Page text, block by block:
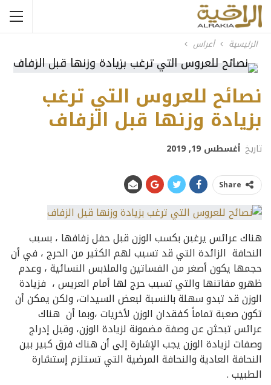
الرئيسية أعراس
نصائح للعروس التي ترغب
بزيادة وزنها قبل الزفاف
تاريخ أغسطس 19, 2019
Share
هناك عرائس يرغبن بكسب الوزن قبل حفل زفافها ، بسبب
النحافة الزائدة التي قد تسبب لهم الكثير من الحرج ، في أن
حجمها يكون أصغر من الفساتين والملابس النسائية ، وعدم
ظهرو مفاتنها والتي تسبب حرج لها أمام العريس ، فزيادة
الوزن قد تبدو سهلة بالنسبة لبعض السيدات، ولكن يمكن أن
تكون صعبة تماماً كفقدان الوزن لأخريات ،وبما أن هناك
عرائس تبحثن عن وصفة مضمونة لزيادة الوزن، وقبل إدراج
وصفات لزيادة الوزن يجب الإشارة إلى أن هناك فرق كبير بين
النحافة العادية والنحافة المرضية التي تستلزم إستشارة
الطبيب .